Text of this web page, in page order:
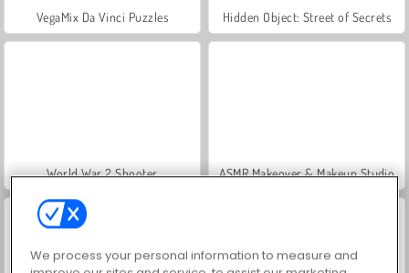
VegaMix Da Vinci Puzzles Hidden Object: Street of Secrets
World War 2 Shooter ASMR Makeover & Makeup Studio
We process your personal information to measure and